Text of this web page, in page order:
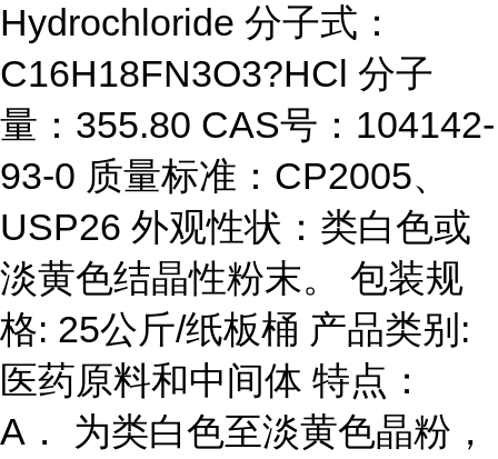
Hydrochloride 分子式：
C16H18FN3O3?HCl 分子
量：355.80 CAS号：104142-
93-0 质量标准：CP2005、
USP26 外观性状：类白色或
淡黄色结晶性粉末。 包装规
格: 25公斤/纸板桶 产品类别:
医药原料和中间体 特点：
A． 为类白色至淡黄色晶粉，